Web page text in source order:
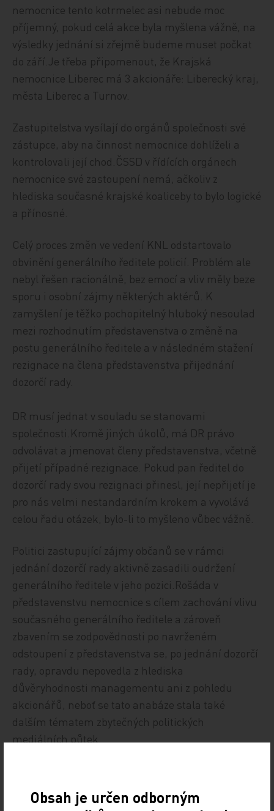
nemocnice tento kotrmelec asi nebude moc
příjemný, pokud celá akce byla myšlena vážně, na
výsledky jednání si zřejmě budeme muset počkat
do září.Je třeba připomenout, že Krajská
nemocnice Liberec má 3 akcionáře: Liberecký kraj,
města Liberec a Turnov.
Zastupitelstva vysílají do orgánů společnosti své
zástupce, aby na činnost nemocnice dohlíželi a
kontrolovali její chod.ČSSD v řídících orgánech
nemocnice své zastoupení nemá, ačkoliv z
hlediska současné krajské koaliceby to bylo logické
a přínosné.
Celý proces změn ve vedení KNL odstartovalo
obvinění generálního ředitele policií. Problém ale
nebyl řešen racionálně, bez emocí a vliv měly beze
sporu i osobní zájmy některých aktérů. K
zamyšlení je těžko pochopitelný hluboký nesoulad
mezi rozhodnutím představenstva o změně na
postu generálního ředitele a v následném stažení
rezignace na člena představenstva přijednání
dozorčí rady.
DR musí jednat v souladu se stanovami
společnosti.Kromě jiných úkolů, má DR právo
odvolávat a jmenovat členy představenstva, včetně
přijetí případné rezignace. Pokud pan ředitel do
dozorčí rady svou rezignaci přinesl, její nepřijetí je
pro nás velmi nestandardním krokem a vyvolává
celou řadu otázek, bylo-li to myšleno vůbec vážně.
Politici zastupující zájmy občanů se v rámci
jednání dozorčí rady aktivně zasadili oudržení
generálního ředitele v jeho pozici.Rošáda v
představenstvu nemocnice s cílem zachování vlivu
současného generálního ředitele a zároveň
zbavením se zodpovědnosti po navrženém
odstoupení z představenstva se, po jednání dozorčí
rady, opravdu nepovedla z hlediska
důvěryhodnosti managementu ani z pohledu
akcionářů, neboť se tato anabáze stala také
dalším tématem zbytečných politických
mediálních půtek.
zaměstnanci ale především pacienti a jejich
rodiny.Domníváme se, že v případě, že se ředitel
Obsah je určen odborným